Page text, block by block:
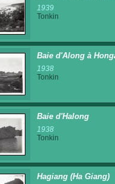
1939
Tonkin
Baie d'Along à
1938
Tonkin
Baie d'Halong
1938
Tonkin
Hagiang (Ha Giang)